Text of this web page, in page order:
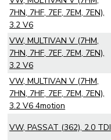
7HN, 7HF, 7EF, 7EM, 7EN),
3.2 V6
VW, MULTIVAN V (7HM,
7HN, 7HF, 7EF, 7EM, 7EN),
3.2 V6
VW, MULTIVAN V (7HM,
7HN, 7HF, 7EF, 7EM, 7EN),
3.2 V6 4motion
VW, PASSAT (362), 2.0 TDI